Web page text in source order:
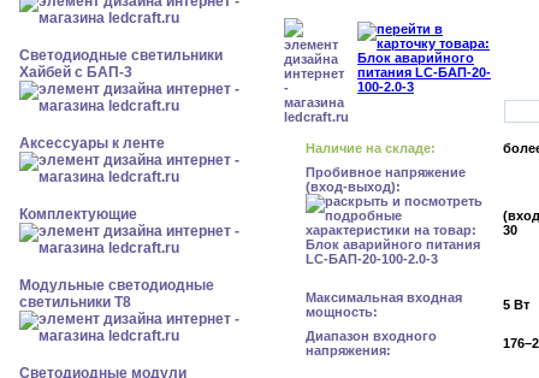
Светодиодные светильники
Хайбей с БАП-3
Аксессуары к ленте
Комплектующие
Модульные светодиодные
светильники Т8
Светодиодные модули
Наличие на складе:
Пробивное напряжение
(вход-выход):
30
Максимальная входная
мощность:
5 Вт
Диапазон входного
напряжения: